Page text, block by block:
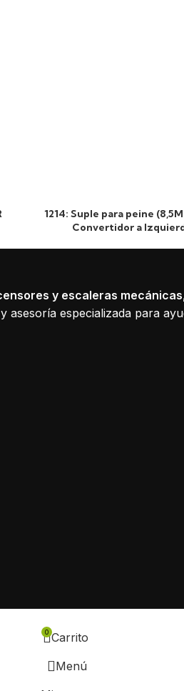
1214: Suple para peine
Convertidor a
y escaleras mecánicas
especializada para
0 Carrito
Menú